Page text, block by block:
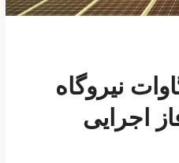
٤٠٠٠ مگاوات نیروگاه
اجرایی